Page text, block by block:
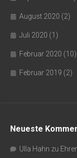
August 2020 (2)
Juli 2020 (1)
Februar 2020 (10)
Februar 2019 (2)
Neueste
Ulla Hahn zu